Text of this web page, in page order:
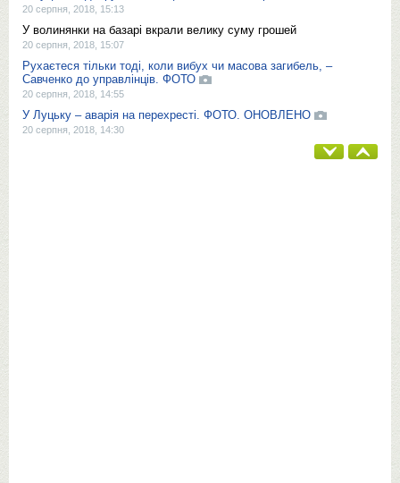
20 серпня, 2018, 15:13
У волинянки на базарі вкрали велику суму грошей
20 серпня, 2018, 15:07
Рухаєтеся тільки тоді, коли вибух чи масова загибель, –
Савченко до управлінців. ФОТО
20 серпня, 2018, 14:55
У Луцьку – аварія на перехресті. ФОТО. ОНОВЛЕНО
20 серпня, 2018, 14:30